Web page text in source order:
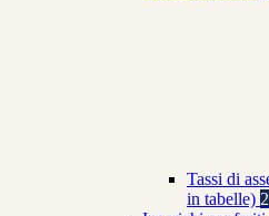
Tassi di
in tabelle)